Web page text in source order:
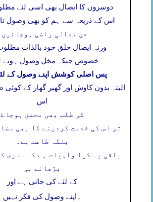
دوسروں کا ایصال بھی اسی لئے
اس کے ذریعہ سے ہم کو بھی وصول
حق تعالی راضی ہوجائیں۔
ورنہ ایصال خلق خود بالذات
خصوص جبکہ مخل وصول ہونے
پس اصلی کوشش اپنے وصول کے
البتہ بدون کاوش اور گھیر گھار کے کوئی
اس
کی طلب بھی محقق ہوجاۓ
تو اس کی خدمت کردینے کا بھی
بلکہ طاعت ہے۔
باقی یہ کیا واہیات ہے کہ ساری
بڑھانے ہی
کے لئے کی جاتی ہے اور
اپنے وصول کی فکر نہیں ۔